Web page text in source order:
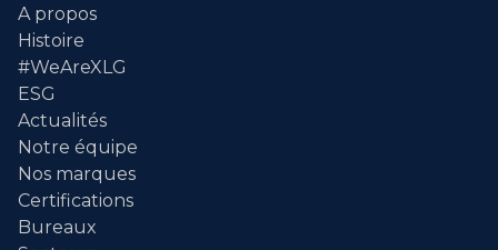
A propos
Histoire
#WeAreXLG
ESG
Actualités
Notre équipe
Nos marques
Certifications
Bureaux